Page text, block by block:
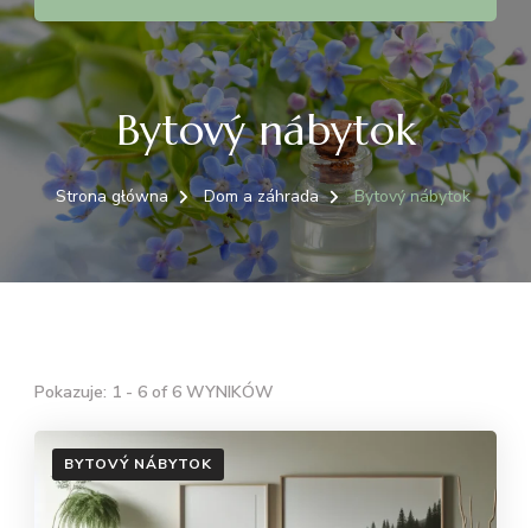
Bytový nábytok
Strona główna Dom a záhrada Bytový nábytok
Pokazuje: 1 - 6 of 6 WYNIKÓW
BYTOVÝ NÁBYTOK